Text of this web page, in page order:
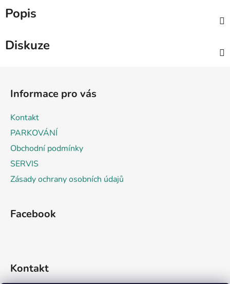
Popis
Diskuze
Informace pro vás
Kontakt
PARKOVÁNÍ
Obchodní podmínky
SERVIS
Zásady ochrany osobních údajů
Facebook
Kontakt